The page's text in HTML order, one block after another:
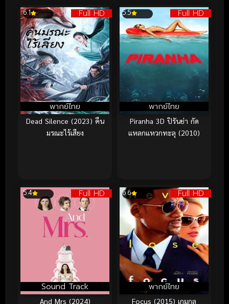
Full HD
พากย์ไทย
6.1
Dead Silence (2023) คืน
มรณะไร้เสียง
Full HD
พากย์ไทย
5.5
Piranha 3D ปิรันย่า กัด
แหลกแหวกทะลุ (2010)
Full HD
Sound Track
5.4
And Mrs (2024)
Full HD
พากย์ไทย
6.6
Focus (2015) เกมกล